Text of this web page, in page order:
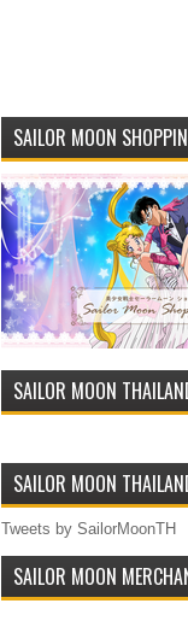
SAILOR MOON
SAILOR MOON
SAILOR MOON
Tweets by SailorMoonTH
SAILOR MOON